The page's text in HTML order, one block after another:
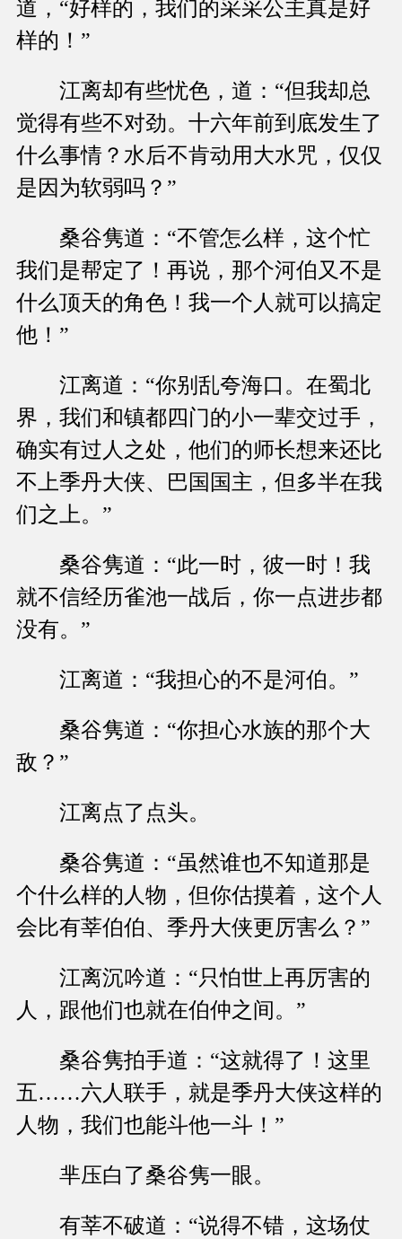
道，“好样的，我们的采采公主真是好
样的！”
江离却有些忧色，道：“但我却总
觉得有些不对劲。十六年前到底发生了
什么事情？水后不肯动用大水咒，仅仅
是因为软弱吗？”
桑谷隽道：“不管怎么样，这个忙
我们是帮定了！再说，那个河伯又不是
什么顶天的角色！我一个人就可以搞定
他！”
江离道：“你别乱夸海口。在蜀北
界，我们和镇都四门的小一辈交过手，
确实有过人之处，他们的师长想来还比
不上季丹大侠、巴国国主，但多半在我
们之上。”
桑谷隽道：“此一时，彼一时！我
就不信经历雀池一战后，你一点进步都
没有。”
江离道：“我担心的不是河伯。”
桑谷隽道：“你担心水族的那个大
敌？”
江离点了点头。
桑谷隽道：“虽然谁也不知道那是
个什么样的人物，但你估摸着，这个人
会比有莘伯伯、季丹大侠更厉害么？”
江离沉吟道：“只怕世上再厉害的
人，跟他们也就在伯仲之间。”
桑谷隽拍手道：“这就得了！这里
五……六人联手，就是季丹大侠这样的
人物，我们也能斗他一斗！”
芈压白了桑谷隽一眼。
有莘不破道：“说得不错，这场仗